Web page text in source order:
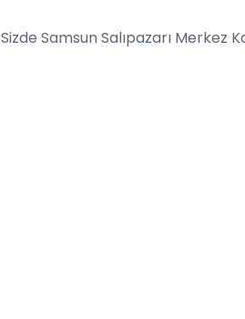
Sizde Samsun Salıpazarı Merkez